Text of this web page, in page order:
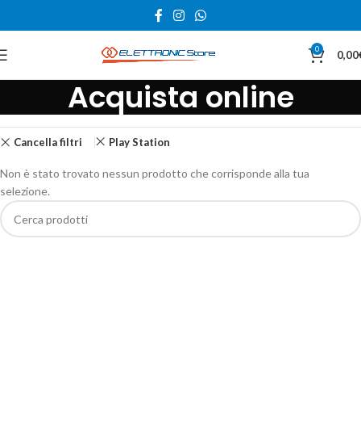
0 0,00
Acquista online
Cancella filtri Play Station
Non è stato trovato nessun prodotto che corrisponde alla tua
selezione.